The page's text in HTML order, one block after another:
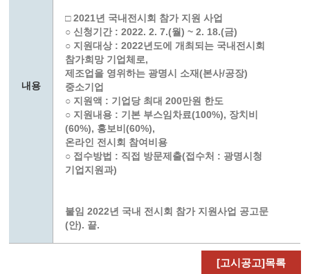
내용
□ 2021년 국내전시회 참가 지원 사업
○ 신청기간 : 2022. 2. 7.(월) ~ 2. 18.(금)
○ 지원대상 : 2022년도에 개최되는 국내전시회
참가희망 기업체로,
제조업을 영위하는 광명시 소재(본사/공장)
중소기업
○ 지원액 : 기업당 최대 200만원 한도
○ 지원내용 : 기본 부스임차료(100%), 장치비
(60%), 홍보비(60%),
온라인 전시회 참여비용
○ 접수방법 : 직접 방문제출(접수처 : 광명시청
기업지원과)
붙임 2022년 국내 전시회 참가 지원사업 공고문
(안). 끝.
[고시공고]목록